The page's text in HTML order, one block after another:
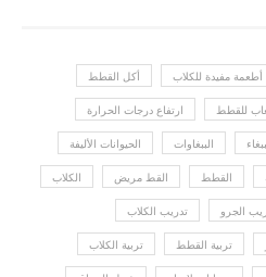
أطعمة مفيدة للكلاب أكل القطط
للقطط ارتفاع درجات الحرارة
الببغاوات الحيوانات الأليفة
القطط القط مريض الكلاب
الجرو تدريب الكلاب
تربية القطط تربية الكلاب